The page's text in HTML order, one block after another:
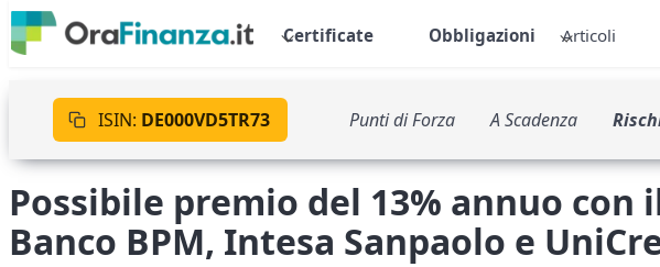
Certificate Obbligazioni Articoli
ISIN: DE000VD5TR73 Punti di Forza A Scadenza
Possibile premio del 13% annuo con
Banco BPM, Intesa Sanpaolo e